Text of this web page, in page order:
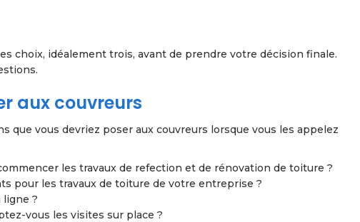
choix, idéalement trois, avant de prendre votre décision finale.
aux couvreurs
que vous devriez poser aux couvreurs lorsque vous les appelez
les travaux de refection et de rénovation de toiture ?
pour les travaux de toiture de votre entreprise ?
?
vous les visites sur place ?